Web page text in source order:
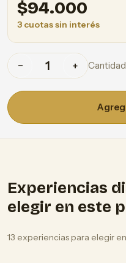
$94.000
3 cuotas sin interés
− + Cantidad
Experiencias
elegir en este
13 experiencias para elegir